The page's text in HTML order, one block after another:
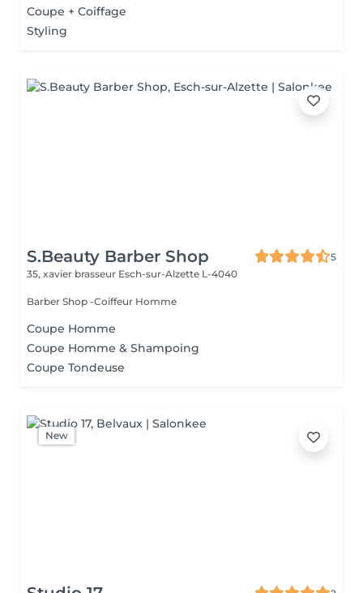
Coupe + Coiffage
Styling
S.Beauty Barber Shop
5
35, xavier brasseur Esch-sur-Alzette L-4040
Barber Shop -Coiffeur Homme
Coupe Homme
Coupe Homme & Shampoing
Coupe Tondeuse
New